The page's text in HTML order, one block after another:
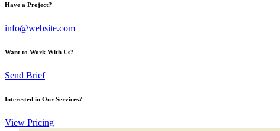
Have a Project?
info@website.com
Want to Work With Us?
Send Brief
Interested in Our Services?
View Pricing